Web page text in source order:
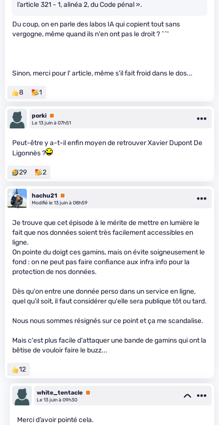
l’article 321 - 1, alinéa 2, du Code pénal ».
Du coup, on en parle des labos IA qui copient tout sans
vergogne, même quand ils n'en ont pas le droit ? ^^'
Sinon, merci pour l' article, même s'il fait froid dans le dos...
8 1
porki Premium
Le 13 juin à 07h51
Peut-être y a-t-il enfin moyen de retrouver Xavier Dupont De
Ligonnès ?
29 2
hachu21 Premium
Modifié le 13 juin à 08h59
Je trouve que cet épisode à le mérite de mettre en lumière le
fait que nos données soient très facilement accessibles en
ligne.
On pointe du doigt ces gamins, mais on évite soigneusement le
fond : on ne peut pas faire confiance aux infra info pour la
protection de nos données.
Dès qu'on entre une donnée perso dans un service en ligne,
quel qu'il soit, il faut considérer qu'elle sera publique tôt ou tard.
Nous nous sommes résignés sur ce point et ça me scandalise.
Mais c'est plus facile d'attaquer une bande de gamins qui ont la
bêtise de vouloir faire le buzz...
12
white_tentacle Premium
Le 13 juin à 09h30
Merci d’avoir pointé cela.